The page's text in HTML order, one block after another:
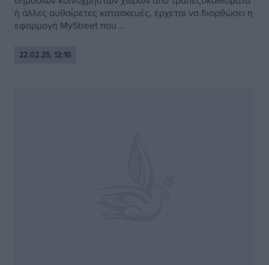
ή άλλες αυθαίρετες κατασκευές, έρχεται να διορθώσει η
εφαρμογή MyStreet που ...
22.02.25, 12:10